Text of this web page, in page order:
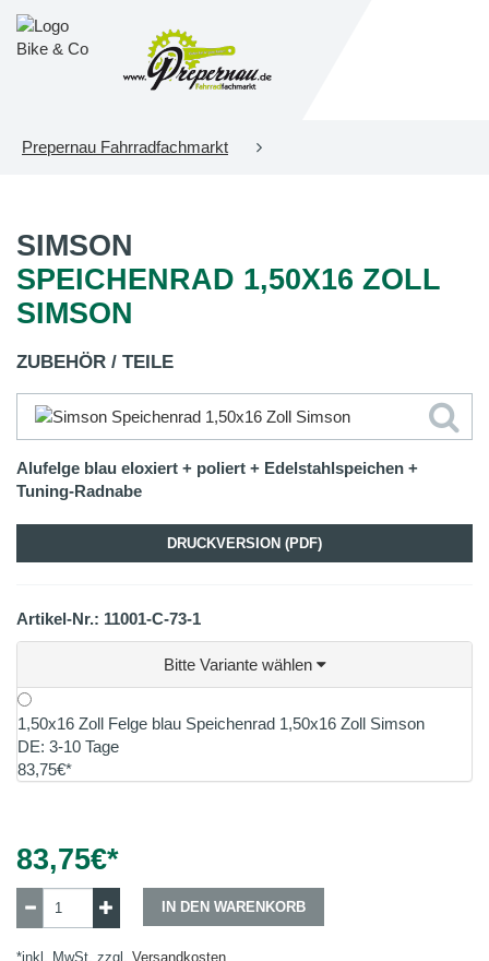
Prepernau Fahrradfachmarkt
SIMSON
SPEICHENRAD 1,50X16 ZOLL
SIMSON
ZUBEHÖR / TEILE
Alufelge blau eloxiert + poliert + Edelstahlspeichen +
Tuning-Radnabe
DRUCKVERSION (PDF)
Artikel-Nr.: 11001-C-73-1
Bitte Variante wählen
1,50x16 Zoll Felge blau Speichenrad 1,50x16 Zoll Simson
DE: 3-10 Tage
83,75€*
83,75€*
IN DEN WARENKORB
*inkl. MwSt, zzgl. Versandkosten